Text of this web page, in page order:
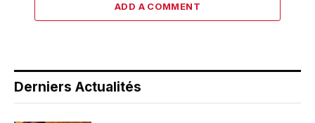
ADD A COMMENT
Derniers Actualités